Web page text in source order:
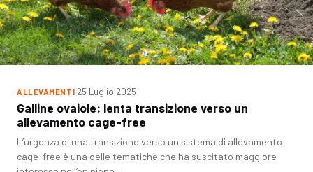
ALLEVAMENTI 25 Luglio 2025
Galline ovaiole: lenta transizione verso un
allevamento cage-free
L’urgenza di una transizione verso un sistema di allevamento
cage-free è una delle tematiche che ha suscitato maggiore